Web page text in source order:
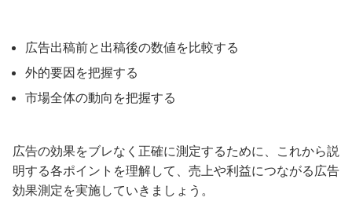
広告出稿前と出稿後の数値を比較する
外的要因を把握する
市場全体の動向を把握する
広告の効果をブレなく正確に測定するために、これから説
明する各ポイントを理解して、売上や利益につながる広告
効果測定を実施していきましょう。